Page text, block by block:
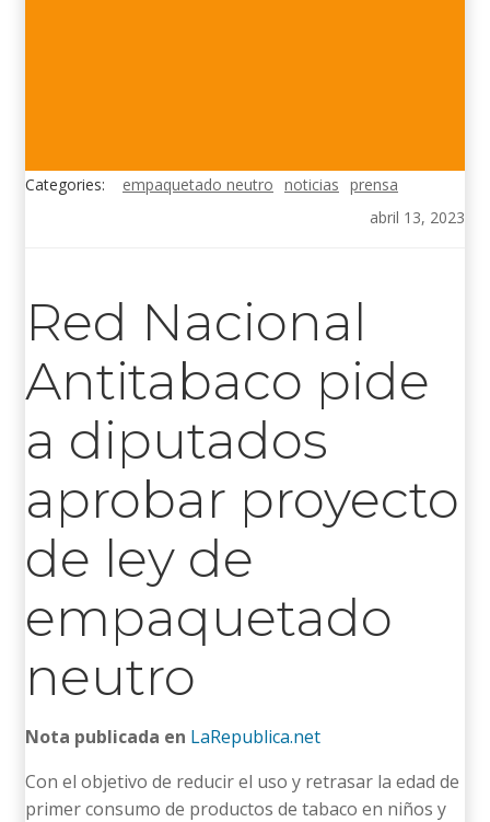
Categories: empaquetado neutro noticias prensa
abril 13, 2023
Red Nacional
Antitabaco pide
a diputados
aprobar proyecto
de ley de
empaquetado
neutro
Nota publicada en LaRepublica.net
Con el objetivo de reducir el uso y retrasar la edad de
primer consumo de productos de tabaco en niños y